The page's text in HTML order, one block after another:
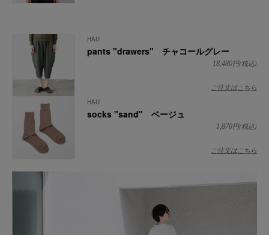
HAU
pants "drawers" チャコールグレー
18,480円(税込)
ご注文はこちら
HAU
socks "sand" ベージュ
1,870円(税込)
ご注文はこちら